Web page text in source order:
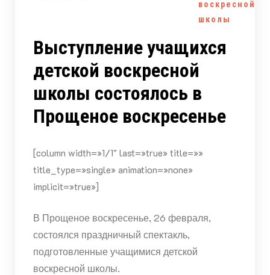
воскресной
школы
Выступление учащихся
детской воскресной
школы состоялось в
Прощеное воскресенье
[column width=»1/1″ last=»true» title=»»
title_type=»single» animation=»none»
implicit=»true»]
В Прощеное воскресенье, 26 февраля,
состоялся праздничный спектакль,
подготовленные учащимися детской
воскресной школы.